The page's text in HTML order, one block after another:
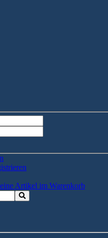
Artikel im Warenkorb